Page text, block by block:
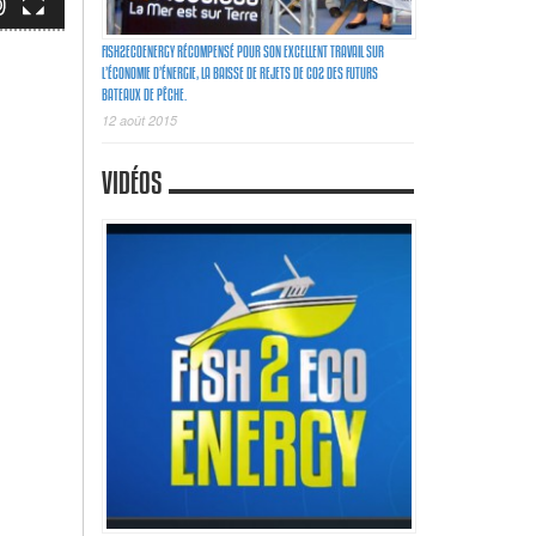
FISH2ECOENERGY RÉCOMPENSÉ POUR SON EXCELLENT TRAVAIL SUR
L’ÉCONOMIE D’ÉNERGIE, LA BAISSE DE REJETS DE C02 DES FUTURS
BATEAUX DE PÊCHE.
12 août 2015
VIDÉOS